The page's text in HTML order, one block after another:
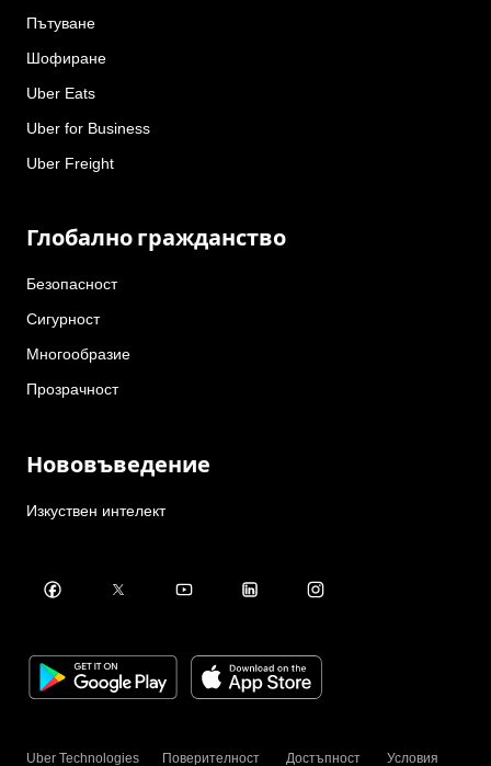
Пътуване
Шофиране
Uber Eats
Uber for Business
Uber Freight
Глобално гражданство
Безопасност
Сигурност
Многообразие
Прозрачност
Нововъведение
Изкуствен интелект
Uber Technologies Поверителност Достъпност Условия